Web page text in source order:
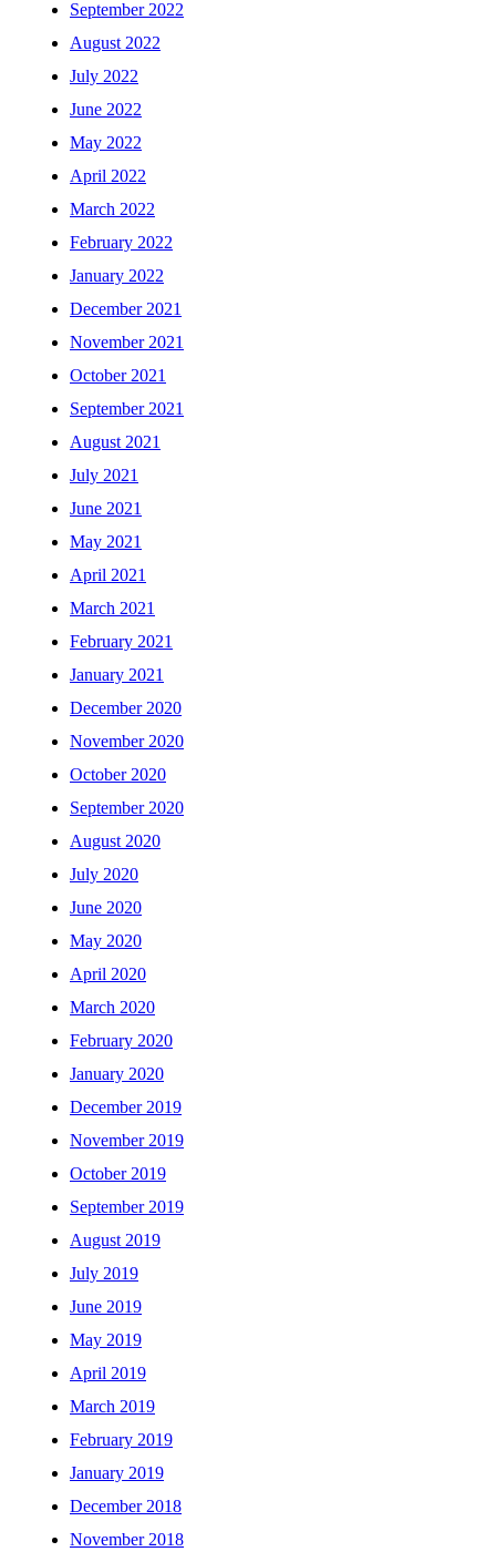
September 2022
August 2022
July 2022
June 2022
May 2022
April 2022
March 2022
February 2022
January 2022
December 2021
November 2021
October 2021
September 2021
August 2021
July 2021
June 2021
May 2021
April 2021
March 2021
February 2021
January 2021
December 2020
November 2020
October 2020
September 2020
August 2020
July 2020
June 2020
May 2020
April 2020
March 2020
February 2020
January 2020
December 2019
November 2019
October 2019
September 2019
August 2019
July 2019
June 2019
May 2019
April 2019
March 2019
February 2019
January 2019
December 2018
November 2018